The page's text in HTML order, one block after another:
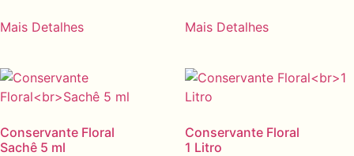
Mais Detalhes Mais Detalhes
Conservante Floral
Sachê 5 ml
Conservante Floral
1 Litro